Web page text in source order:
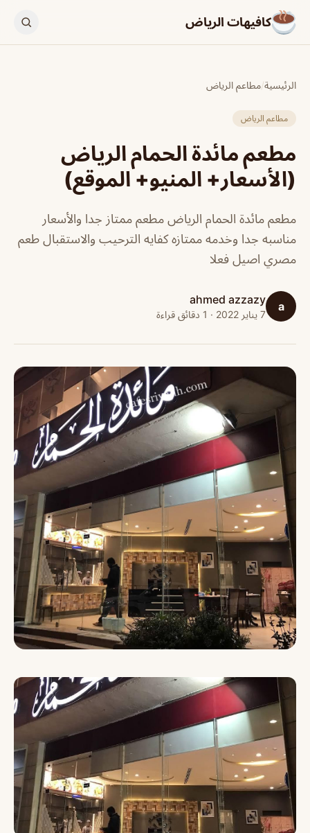
كافيهات الرياض
الرئيسية/مطاعم الرياض
مطاعم الرياض
مطعم مائدة الحمام الرياض
(الأسعار+ المنيو+ الموقع)
مطعم مائدة الحمام الرياض مطعم ممتاز جدا والأسعار
مناسبه جدا وخدمه ممتازه كفايه الترحيب والاستقبال طعم
مصري اصيل فعلا
a
ahmed azzazy
7 يناير 2022 · 1 دقائق قراءة